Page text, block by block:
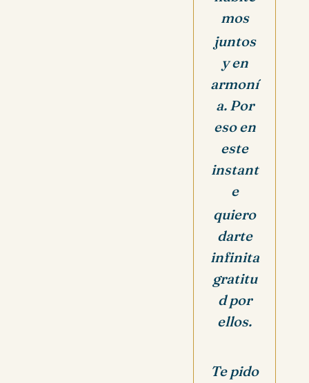
mos
juntos
y en
armoní
a. Por
eso en
este
instant
e
quiero
darte
infinita
gratitu
d por
ellos.
Te pido